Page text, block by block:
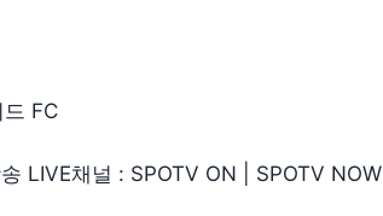
FC
LIVE채널 : SPOTV ON | SPOTV NOW